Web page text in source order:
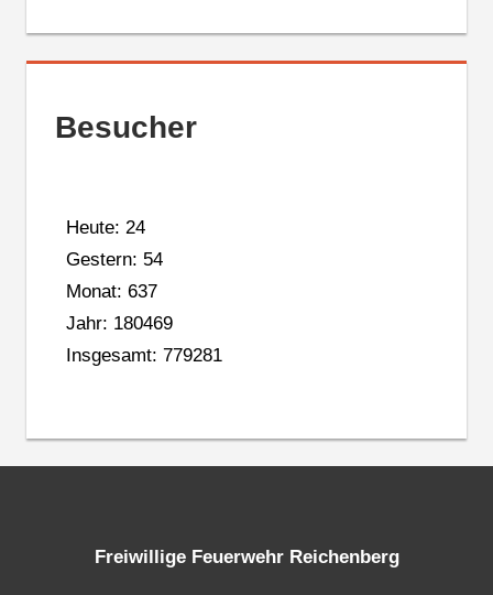
Besucher
Heute: 24
Gestern: 54
Monat: 637
Jahr: 180469
Insgesamt: 779281
Freiwillige Feuerwehr Reichenberg